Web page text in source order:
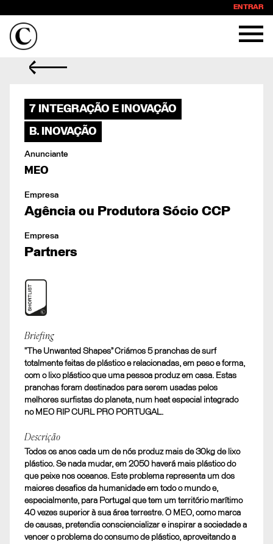
ENTRAR
7 INTEGRAÇÃO E INOVAÇÃO
B. INOVAÇÃO
Anunciante
MEO
Empresa
Agência ou Produtora Sócio CCP
Empresa
Partners
The Unwanted Shapes
Briefing
"The Unwanted Shapes” Criámos 5 pranchas de surf
totalmente feitas de plástico e relacionadas, em peso e forma,
com o lixo plástico que uma pessoa produz em casa. Estas
pranchas foram destinados para serem usadas pelos
melhores surfistas do planeta, num heat especial integrado
no MEO RIP CURL PRO PORTUGAL.
Descrição
Todos os anos cada um de nós produz mais de 30kg de lixo
plástico. Se nada mudar, em 2050 haverá mais plástico do
que peixe nos oceanos. Este problema representa um dos
maiores desafios da humanidade em todo o mundo e,
especialmente, para Portugal que tem um território marítimo
40 vezes superior à sua área terrestre. O MEO, como marca
de causas, pretendia consciencializar e inspirar a sociedade a
vencer o problema do consumo de plástico, aproveitando a